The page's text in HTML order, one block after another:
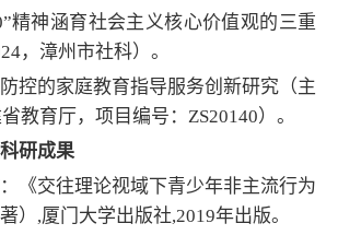
精神涵育社会主义核心价值观的三重
，漳州市社科）。
控的家庭教育指导服务创新研究（主
教育厅，项目编号：ZS20140）。
研成果
《交往理论视域下青少年非主流行为
）,厦门大学出版社,2019年出版。